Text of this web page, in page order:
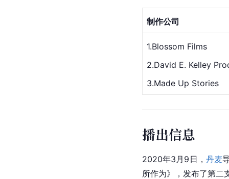
制作公司
​1.Blossom Films
2.David E. Kelley
3.Made Up Stories
播出信息
2020年3月9日， 丹麦
所作为》，发布了第二